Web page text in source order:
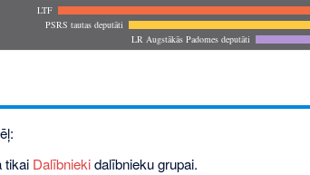
LTF
PSRS tautas deputāti
LR Augstākās Padomes deputāti
tikai Dalībniekidalībnieku grupai.